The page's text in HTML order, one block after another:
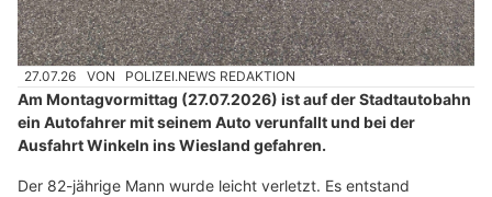
27.07.26 VON POLIZEI.NEWS REDAKTION
Am Montagvormittag (27.07.2026) ist auf der Stadtautobahn
ein Autofahrer mit seinem Auto verunfallt und bei der
Ausfahrt Winkeln ins Wiesland gefahren.
Der 82-jährige Mann wurde leicht verletzt. Es entstand